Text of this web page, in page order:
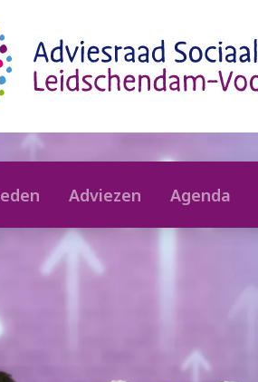
Adviezen Agenda